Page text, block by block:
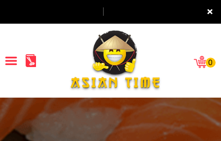
×
ACCUEIL
LA CARTE
0